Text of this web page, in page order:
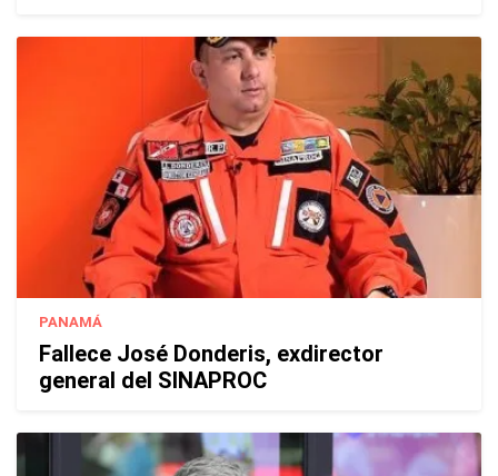
PANAMÁ
Fallece José Donderis, exdirector
general del SINAPROC